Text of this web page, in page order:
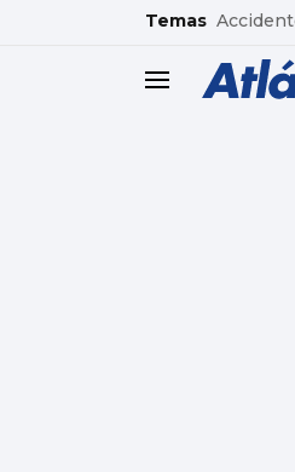
common.go-to-content
Temas